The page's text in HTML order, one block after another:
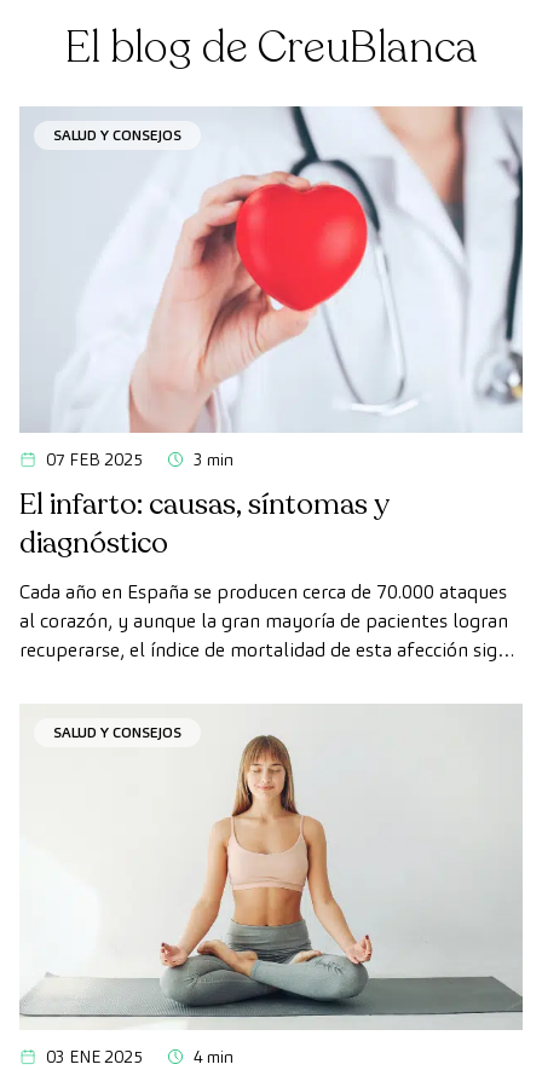
El blog de CreuBlanca
SALUD Y CONSEJOS
07 FEB 2025 3 min
El infarto: causas, síntomas y
diagnóstico
Cada año en España se producen cerca de 70.000 ataques
al corazón, y aunque la gran mayoría de pacientes logran
recuperarse, el índice de mortalidad de esta afección sigue
SALUD Y CONSEJOS
03 ENE 2025 4 min